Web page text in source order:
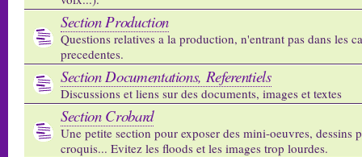
Section Production
Questions relatives a la production, n'entrant pas dans les
precedentes.
Section Documentations, Referentiels
Discussions et liens sur des documents, images et textes
Section Crobard
Une petite section pour exposer des mini-oeuvres, dessins
croquis... Evitez les floods et les images trop lourdes.